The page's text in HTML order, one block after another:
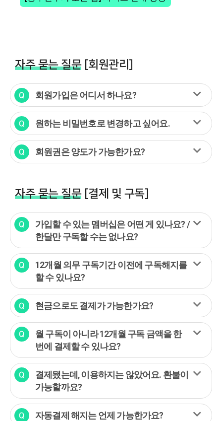
자주 묻는 질문[회원관리]
회원가입은 어디서 하나요?
원하는 비밀번호로 변경하고 싶어요.
회원권은 양도가 가능한가요?
자주 묻는 질문[결제 및 구독]
가입할 수 있는 멤버십은 어떤 게 있나요? /
한달만 구독할 수는 없나요?
12개월 의무 구독기간 이전에 구독해지를
할 수 있나요?
현금으로도 결제가 가능한가요?
월 구독이 아니라 12개월 구독 금액을 한
번에 결제할 수 있나요?
결제됐는데, 이용하지는 않았어요. 환불이
가능할까요?
자동결제 해지는 언제 가능한가요?